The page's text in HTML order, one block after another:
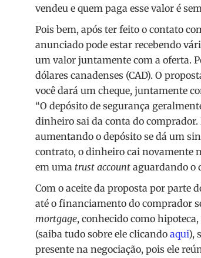
vendeu e quem paga esse valor é
Pois bem, após ter feito o contato
anunciado pode estar recebendo
um valor juntamente com a oferta.
dólares canadenses (CAD). O
você dará um cheque, juntamente
“O depósito de segurança
dinheiro sai da conta do
aumentando o depósito se dá um
contrato, o dinheiro cai novamente
em uma trust account aguardando o
Com o aceite da proposta por parte
até o financiamento do comprador
mortgage, conhecido como
(saiba tudo sobre ele clicando aqui),
presente na negociação, pois ele